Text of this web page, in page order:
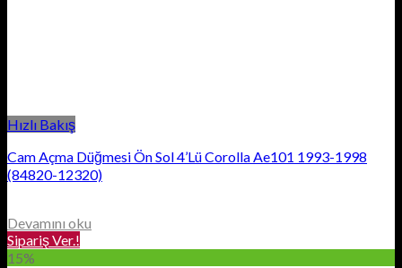
Hızlı Bakış
Cam Açma Düğmesi Ön Sol 4’Lü Corolla Ae101 1993-1998
(84820-12320)
Devamını oku
Sipariş Ver.!
15%